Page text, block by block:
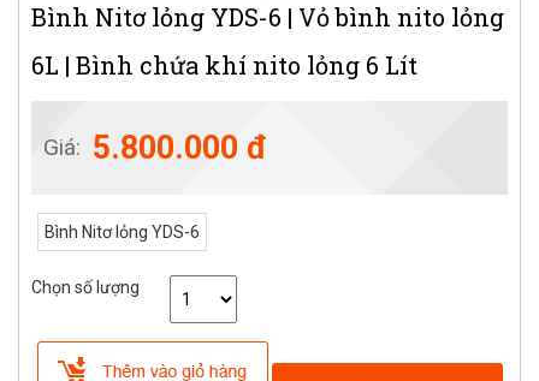
Bình Nitơ lỏng YDS-6 | Vỏ bình nito lỏng
6L | Bình chứa khí nito lỏng 6 Lít
Giá: 5.800.000 đ
Bình Nitơ lỏng YDS-6
Chọn số lượng